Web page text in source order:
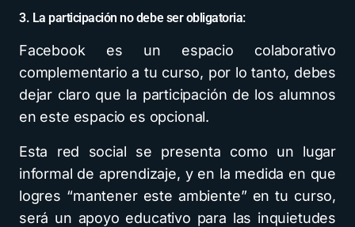
3. La participación no debe ser obligatoria:
Facebook es un espacio colaborativo
complementario a tu curso, por lo tanto, debes
dejar claro que la participación de los alumnos
en este espacio es opcional.
Esta red social se presenta como un lugar
informal de aprendizaje, y en la medida en que
logres “mantener este ambiente” en tu curso,
será un apoyo educativo para las inquietudes